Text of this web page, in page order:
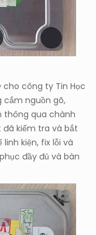
cho công ty Tin Học
cắm nguồn gõ,
thông qua chành
đã kiểm tra và bắt
kiện, fix lỗi và
đầy đủ và bàn